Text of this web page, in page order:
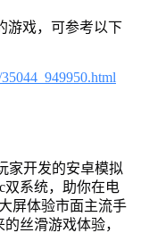
游戏，可参考以下
家开发的安卓模拟
双系统，助你在电
屏体验市面主流手
丝滑游戏体验，